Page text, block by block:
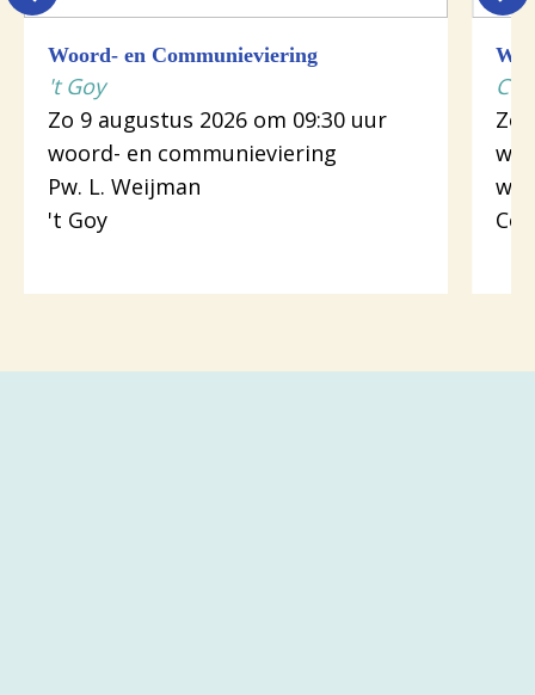
Woord- en Communieviering
't Goy
Zo 9 augustus 2026 om 09:30 uur
woord- en communieviering
Pw. L. Weijman
't Goy
Zo